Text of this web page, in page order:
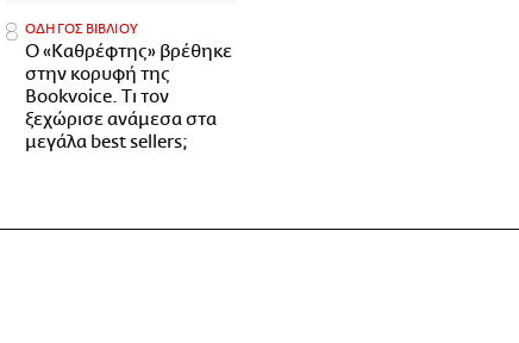
ΟΔΗΓΟΣ ΒΙΒΛΙΟΥ
Ο «Καθρέφτης» βρέθηκε
στην κορυφή της
Bookvoice. Τι τον
ξεχώρισε ανάμεσα στα
μεγάλα best sellers;